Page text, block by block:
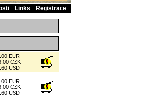
Links Registrace
EUR
CZK
USD
EUR
CZK
USD